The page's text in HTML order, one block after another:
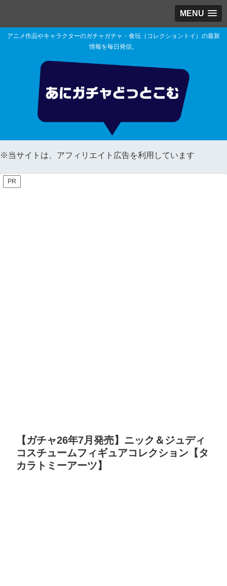
MENU
アニメ作品やキャラクターのガチャガチャ・食玩（コレクショントイ）の最新
情報を毎日発信。
※当サイトは、アフィリエイト広告を利用しています
PR
【ガチャ26年7月発売】ニック＆ジュディ
コスチュームフィギュアコレクション【タ
カラトミーアーツ】